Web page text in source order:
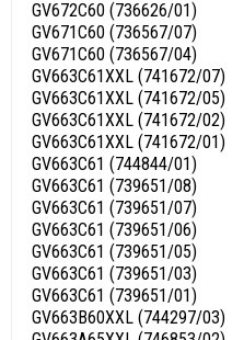
GV672C60 (736626/01)
GV671C60 (736567/07)
GV671C60 (736567/04)
GV663C61XXL (741672/07)
GV663C61XXL (741672/05)
GV663C61XXL (741672/02)
GV663C61XXL (741672/01)
GV663C61 (744844/01)
GV663C61 (739651/08)
GV663C61 (739651/07)
GV663C61 (739651/06)
GV663C61 (739651/05)
GV663C61 (739651/03)
GV663C61 (739651/01)
GV663B60XXL (744297/03)